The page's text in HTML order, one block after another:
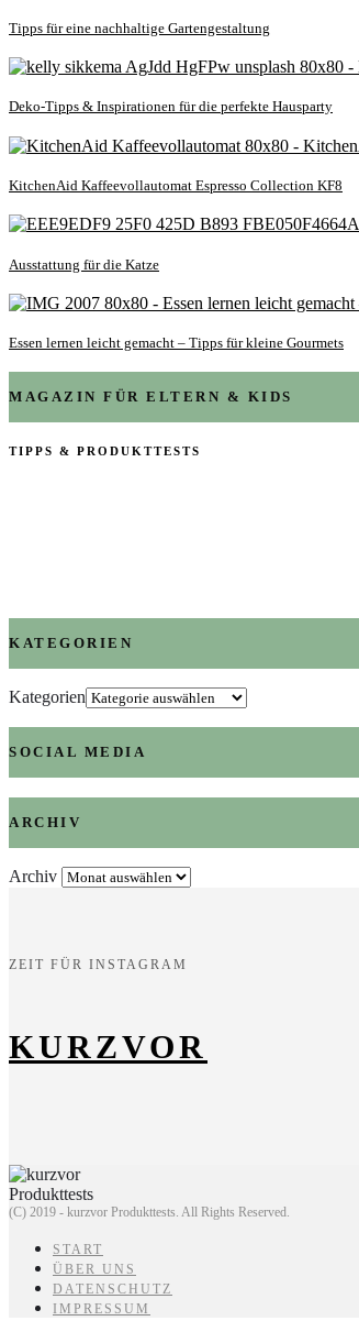
Tipps für eine nachhaltige Gartengestaltung
Deko-Tipps & Inspirationen für die perfekte Hausparty
KitchenAid Kaffeevollautomat Espresso Collection KF8
Ausstattung für die Katze
Essen lernen leicht gemacht – Tipps für kleine Gourmets
MAGAZIN FÜR ELTERN & KIDS
TIPPS & PRODUKTTESTS
KATEGORIEN
Kategorien
SOCIAL MEDIA
ARCHIV
Archiv
ZEIT FÜR INSTAGRAM
KURZVOR
(C) 2019 - kurzvor Produkttests. All Rights Reserved.
START
ÜBER UNS
DATENSCHUTZ
IMPRESSUM